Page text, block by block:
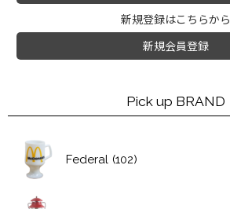
新規登録はこちらから
新規会員登録
Pick up BRAND
Federal (102)